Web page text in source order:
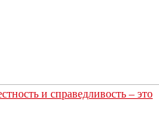
и справедливость – это